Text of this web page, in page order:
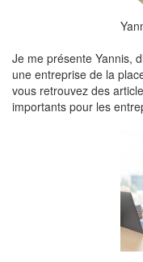
Je me présente Yannis,
une entreprise de la
vous retrouvez des
importants pour les